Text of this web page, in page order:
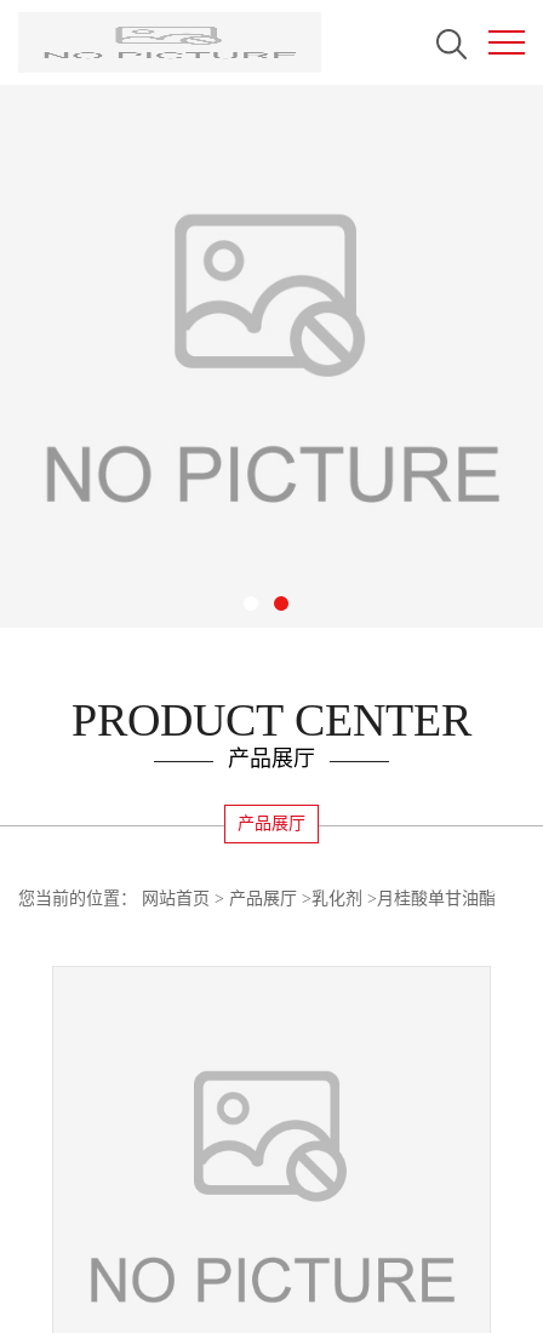
PRODUCT CENTER
产品展厅
产品展厅
您当前的位置： 网站首页 > 产品展厅 >乳化剂 >月桂酸单甘油酯